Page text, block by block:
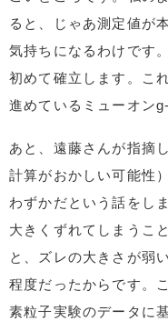
ると、じゃあ測定値が
気持ちになるわけです
初めて確立します。こ
進めているミューオン
あと、遠藤さんが指摘
計算がおかしい可能性
わずかだという話をし
大きくずれてしまうこ
と、ズレの大きさが弱
程度だったからです。
素粒子実験のデータに